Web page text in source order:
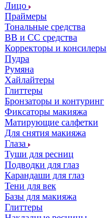
Лицо
Праймеры
Тональные средства
ВВ и СС средства
Корректоры и консилеры
Пудра
Румяна
Хайлайтеры
Глиттеры
Бронзаторы и контуринг
Фиксаторы макияжа
Матирующие салфетки
Для снятия макияжа
Глаза
Туши для ресниц
Подводки для глаз
Карандаши для глаз
Тени для век
Базы для макияжа
Глиттеры